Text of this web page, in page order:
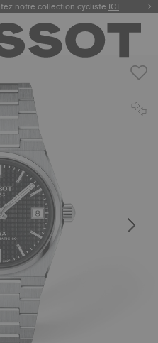
notre collection cycliste ICI.